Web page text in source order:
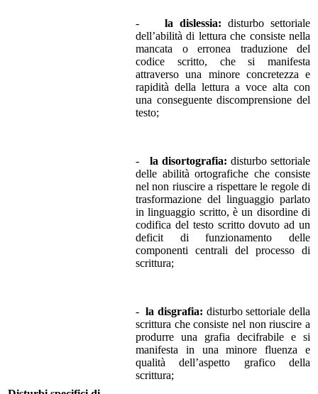
- la dislessia: disturbo settoriale
dell’abilità di lettura che consiste nella
mancata o erronea traduzione del
codice scritto, che si manifesta
attraverso una minore concretezza e
rapidità della lettura a voce alta con
una conseguente discomprensione del
testo;
- la disortografia: disturbo settoriale
delle abilità ortografiche che consiste
nel non riuscire a rispettare le regole di
trasformazione del linguaggio parlato
in linguaggio scritto, è un disordine di
codifica del testo scritto dovuto ad un
deficit di funzionamento delle
componenti centrali del processo di
scrittura;
-la disgrafia: disturbo settoriale della
scrittura che consiste nel non riuscire a
produrre una grafia decifrabile e si
manifesta in una minore fluenza e
qualità dell’aspetto grafico della
scrittura;